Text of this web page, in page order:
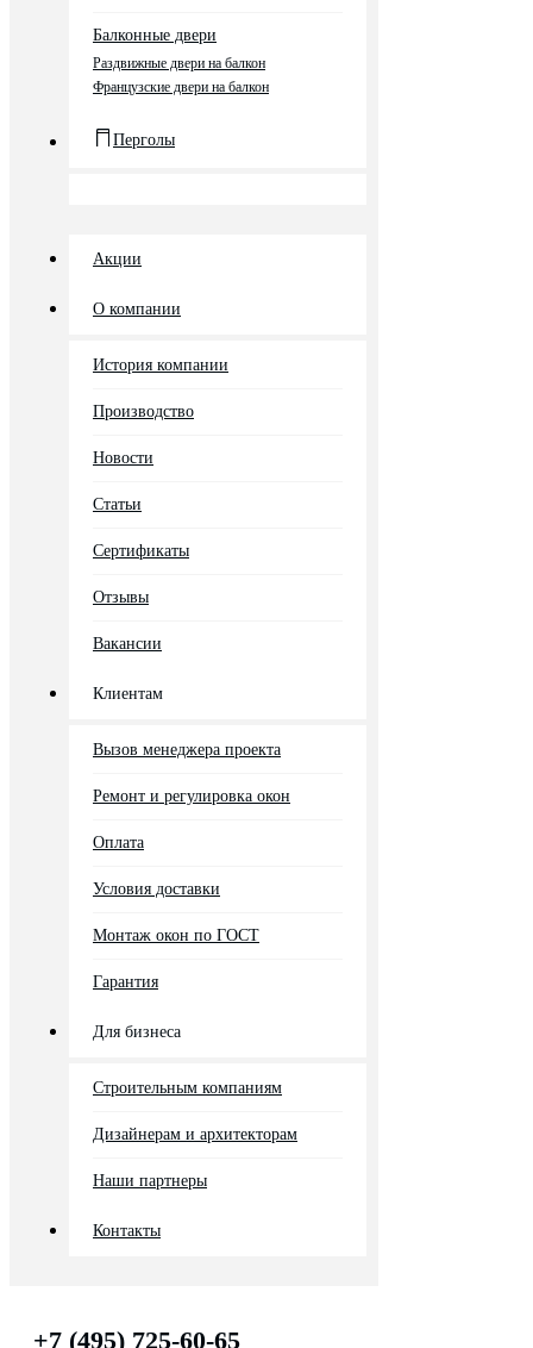
Балконные двери
Раздвижные двери на балкон
Французские двери на балкон
Перголы
Акции
О компании
История компании
Производство
Новости
Статьи
Сертификаты
Отзывы
Вакансии
Клиентам
Вызов менеджера проекта
Ремонт и регулировка окон
Оплата
Условия доставки
Монтаж окон по ГОСТ
Гарантия
Для бизнеса
Строительным компаниям
Дизайнерам и архитекторам
Наши партнеры
Контакты
+7 (495) 725-60-65